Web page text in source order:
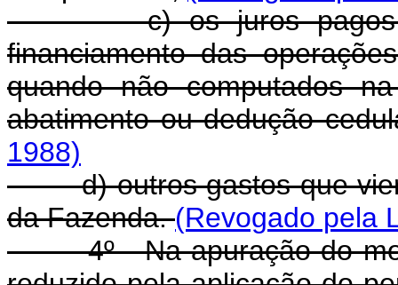
c) os juros pagos por
financiamento das
quando não computados
abatimento ou dedução
1988)
d) outros gastos que
da Fazenda.(Revogado pela
4º - Na apuração do